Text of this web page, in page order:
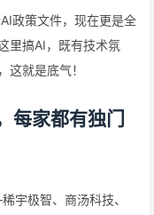
政策文件，现在更是全
里搞AI，既有技术氛
这就是底气！
每家都有独门
宇极智、商汤科技、